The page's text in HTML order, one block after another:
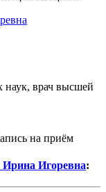
наук, врач высшей
на приём
Игоревна: